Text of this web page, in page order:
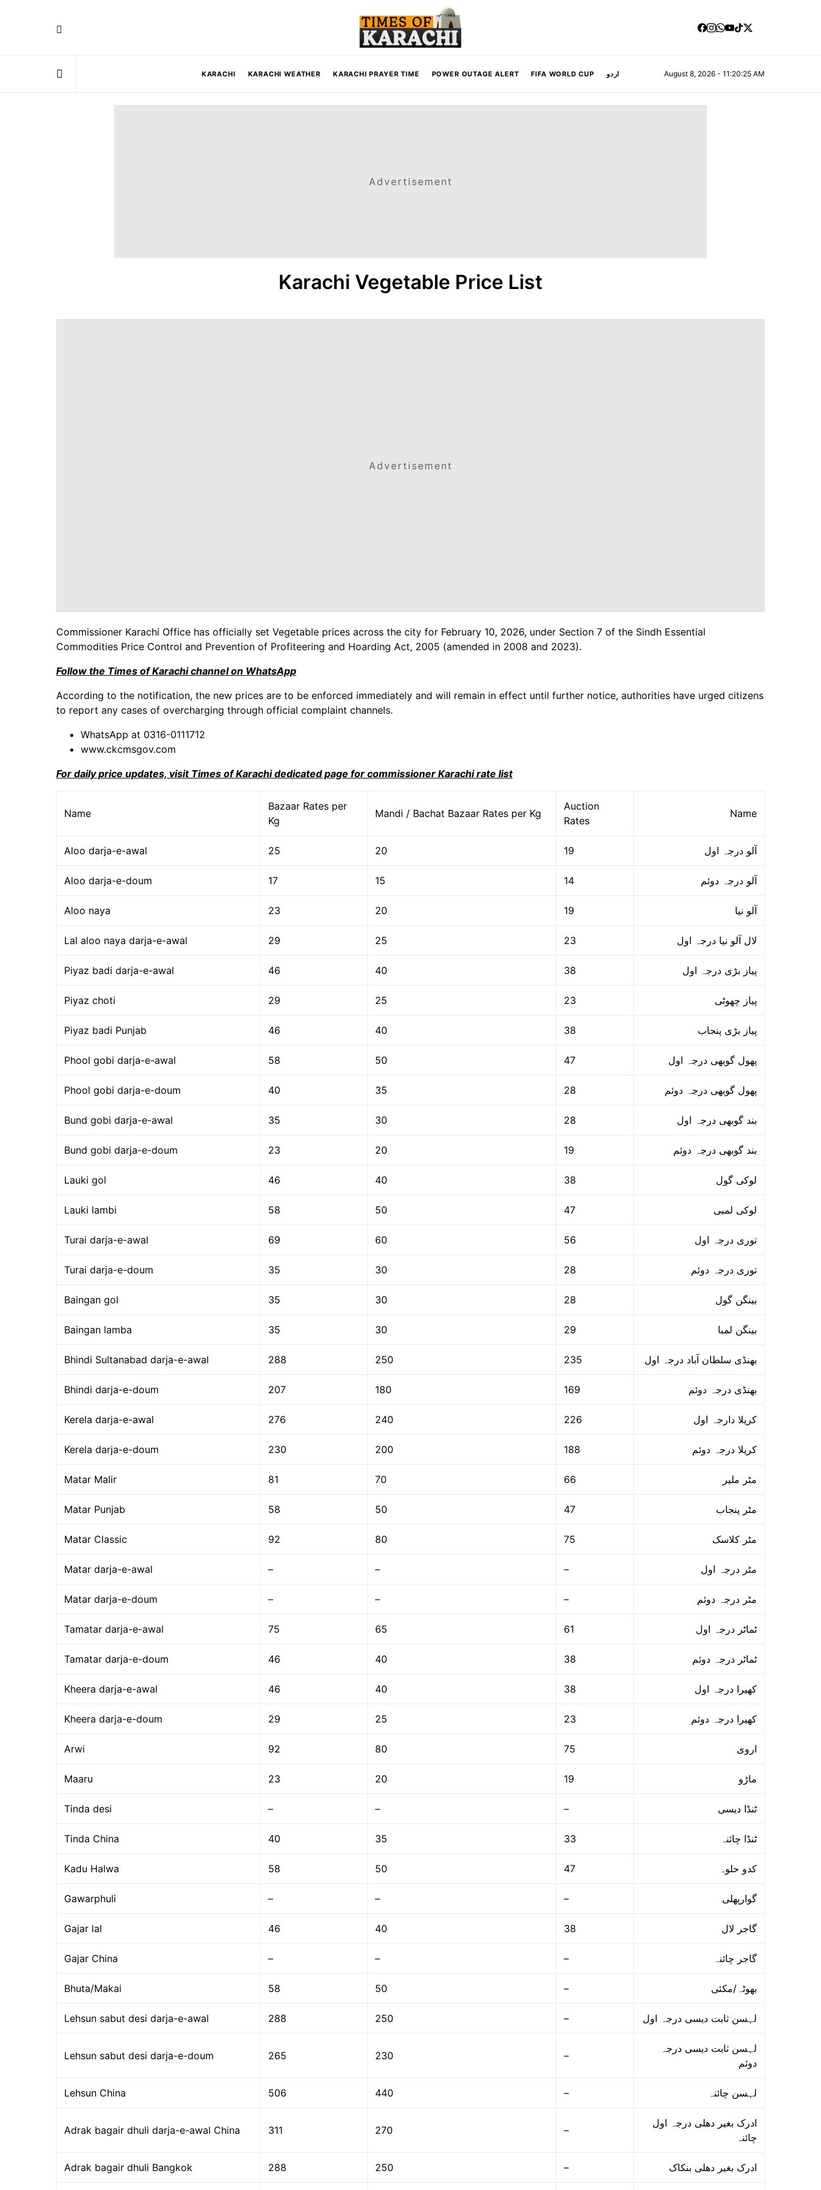
KARACHI KARACHI WEATHER KARACHI PRAYER TIME POWER OUTAGE ALERT FIFA WORLD CUP اردو August 8, 2026 - 11:20:26 AM
Advertisement
Karachi Vegetable Price List
Advertisement
Commissioner Karachi Office has officially set Vegetable prices across the city for February 10, 2026, under Section 7 of the Sindh Essential
Commodities Price Control and Prevention of Profiteering and Hoarding Act, 2005 (amended in 2008 and 2023).
Follow the Times of Karachi channel on WhatsApp
According to the notification, the new prices are to be enforced immediately and will remain in effect until further notice, authorities have urged citizens
to report any cases of overcharging through official complaint channels.
WhatsApp at 0316-0111712
www.ckcmsgov.com
For daily price updates, visit Times of Karachi dedicated page for commissioner Karachi rate list
Name
Bazaar Rates per
Kg
Mandi / Bachat Bazaar Rates per Kg
Auction
Rates
Name
Aloo darja-e-awal 25 20 19 آلو درجہ اول
Aloo darja-e-doum 17 15 14 آلو درجہ دوئم
Aloo naya 23 20 19 آلو نیا
Lal aloo naya darja-e-awal 29 25 23 لال آلو نیا درجہ اول
Piyaz badi darja-e-awal 46 40 38 پیاز بڑی درجہ اول
Piyaz choti 29 25 23 پیاز چھوٹی
Piyaz badi Punjab 46 40 38 پیاز بڑی پنجاب
Phool gobi darja-e-awal 58 50 47 پھول گوبھی درجہ اول
Phool gobi darja-e-doum 40 35 28 پھول گوبھی درجہ دوئم
Bund gobi darja-e-awal 35 30 28 بند گوبھی درجہ اول
Bund gobi darja-e-doum 23 20 19 بند گوبھی درجہ دوئم
Lauki gol 46 40 38 لوکی گول
Lauki lambi 58 50 47 لوکی لمبی
Turai darja-e-awal 69 60 56 توری درجہ اول
Turai darja-e-doum 35 30 28 توری درجہ دوئم
Baingan gol 35 30 28 بینگن گول
Baingan lamba 35 30 29 بینگن لمبا
Bhindi Sultanabad darja-e-awal 288 250 235 بھنڈی سلطان آباد درجہ اول
Bhindi darja-e-doum 207 180 169 بھنڈی درجہ دوئم
Kerela darja-e-awal 276 240 226 کریلا دارجہ اول
Kerela darja-e-doum 230 200 188 کریلا درجہ دوئم
Matar Malir 81 70 66 مٹر ملیر
Matar Punjab 58 50 47 مٹر پنجاب
Matar Classic 92 80 75 مٹر کلاسک
Matar darja-e-awal – – – مٹر درجہ اول
Matar darja-e-doum – – – مٹر درجہ دوئم
Tamatar darja-e-awal 75 65 61 ٹماٹر درجہ اول
Tamatar darja-e-doum 46 40 38 ٹماٹر درجہ دوئم
Kheera darja-e-awal 46 40 38 کھیرا درجہ اول
Kheera darja-e-doum 29 25 23 کھیرا درجہ دوئم
Arwi 92 80 75 اروی
Maaru 23 20 19 ماڑو
Tinda desi – – – ٹنڈا دیسی
Tinda China 40 35 33 ٹنڈا چائنہ
Kadu Halwa 58 50 47 کدو حلوہ
Gawarphuli – – – گوارپھلی
Gajar lal 46 40 38 گاجر لال
Gajar China – – – گاجر چائنہ
Bhuta/Makai 58 50 – بھوٹہ/مکئی
Lehsun sabut desi darja-e-awal 288 250 – لہسن ثابت دیسی درجہ اول
Lehsun sabut desi darja-e-doum 265 230 –
لہسن ثابت دیسی درجہ
دوئم
Lehsun China 506 440 – لہسن چائنہ
Adrak bagair dhuli darja-e-awal China 311 270 –
ادرک بغیر دھلی درجہ اول
چائنہ
Adrak bagair dhuli Bangkok 288 250 – ادرک بغیر دھلی بنکاک